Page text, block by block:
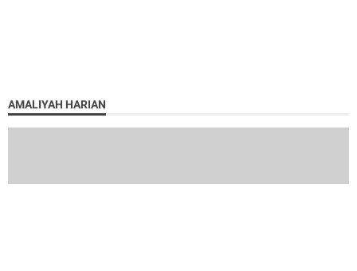
AMALIYAH HARIAN